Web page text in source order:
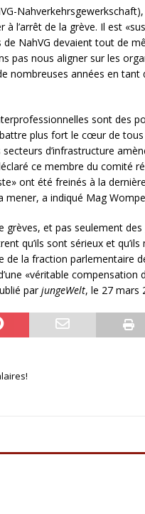
l’arrêt de la grève. Il est
NahVG devaient tout de
pas nous aligner sur les
nombreuses années en
sont des
plus fort le cœur de tous
d’infrastructure
ce membre du comité
ont été freinés à la
mener, a indiqué Mag
et pas seulement
qu’ils sont sérieux et
la fraction parlementaire
«véritable
parjungeWelt, le 27 mars